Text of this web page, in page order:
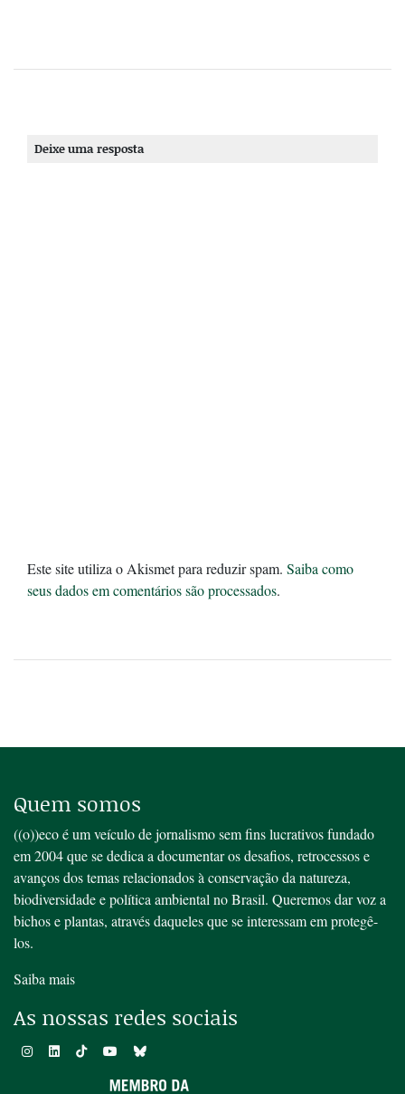
Deixe uma resposta
Este site utiliza o Akismet para reduzir spam. Saiba como
seus dados em comentários são processados.
Quem somos
((o))eco é um veículo de jornalismo sem fins lucrativos fundado
em 2004 que se dedica a documentar os desafios, retrocessos e
avanços dos temas relacionados à conservação da natureza,
biodiversidade e política ambiental no Brasil. Queremos dar voz a
bichos e plantas, através daqueles que se interessam em protegê-
los.
Saiba mais
As nossas redes sociais